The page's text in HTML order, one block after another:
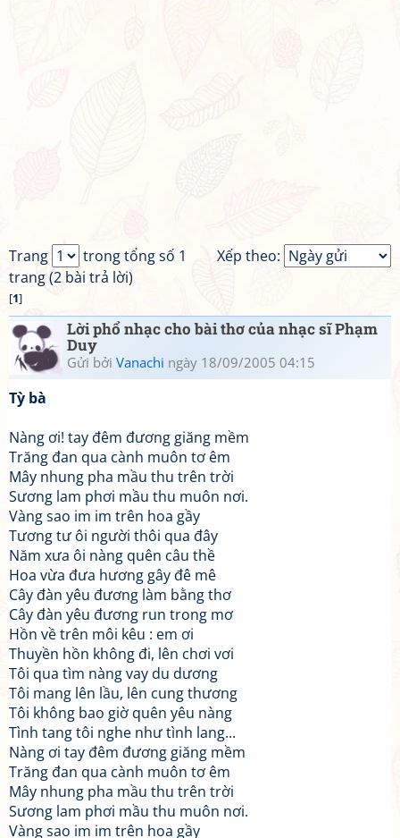
Xếp theo:
Trang
trong tổng số 1
trang (2 bài trả lời)
[1]
Lời phổ nhạc cho bài thơ của nhạc sĩ Phạm
Duy
Gửi bởi Vanachi ngày 18/09/2005 04:15
Tỳ bà
Nàng ơi! tay đêm đương giăng mềm
Trăng đan qua cành muôn tơ êm
Mây nhung pha mầu thu trên trời
Sương lam phơi mầu thu muôn nơi.
Vàng sao im im trên hoa gầy
Tương tư ôi người thôi qua đây
Năm xưa ôi nàng quên câu thề
Hoa vừa đưa hương gây đê mê
Cây đàn yêu đương làm bằng thơ
Cây đàn yêu đương run trong mơ
Hồn về trên môi kêu : em ơi
Thuyền hồn không đi, lên chơi vơi
Tôi qua tìm nàng vay du dương
Tôi mang lên lầu, lên cung thương
Tôi không bao giờ quên yêu nàng
Tình tang tôi nghe như tình lang...
Nàng ơi tay đêm đương giăng mềm
Trăng đan qua cành muôn tơ êm
Mây nhung pha mầu thu trên trời
Sương lam phơi mầu thu muôn nơi.
Vàng sao im im trên hoa gầy